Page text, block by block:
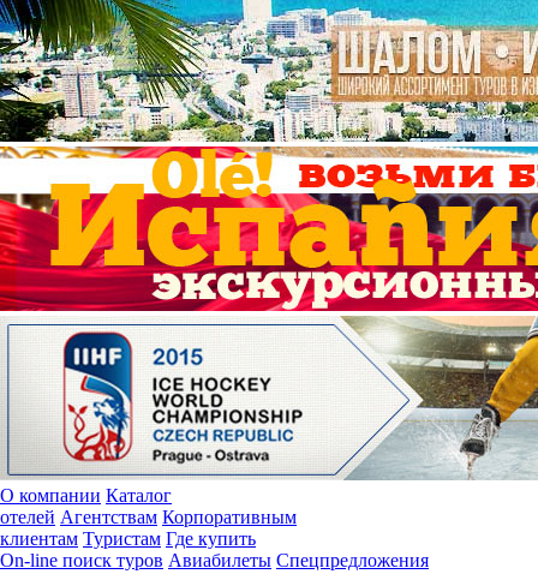
О компании Каталог
отелей Агентствам Корпоративным
клиентам Туристам Где купить
On-line поиск туров Авиабилеты Спецпредложения